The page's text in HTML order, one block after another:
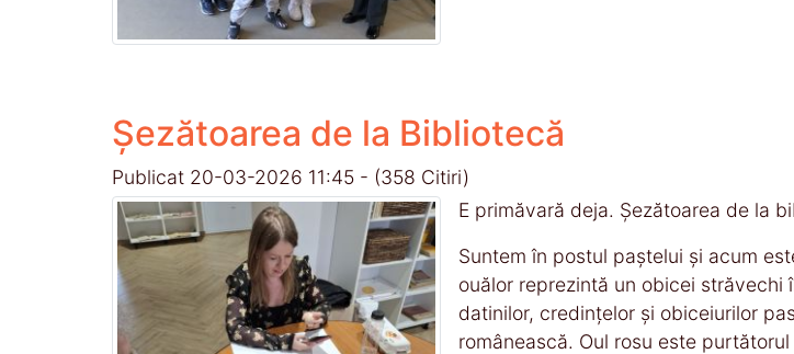
Șezătoarea de la Bibliotecă
Publicat 20-03-2026 11:45 - (358 Citiri)
E primăvară deja. Șezătoarea de la
Suntem în postul paștelui și acum
ouălor reprezintă un obicei străvechi
datinilor, credințelor și obiceiurilor
românească. Oul rosu este